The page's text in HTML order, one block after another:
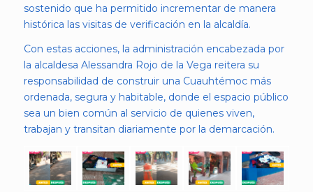
sostenido que ha permitido incrementar de manera
histórica las visitas de verificación en la alcaldía.
Con estas acciones, la administración encabezada por
la alcaldesa Alessandra Rojo de la Vega reitera su
responsabilidad de construir una Cuauhtémoc más
ordenada, segura y habitable, donde el espacio público
sea un bien común al servicio de quienes viven,
trabajan y transitan diariamente por la demarcación.